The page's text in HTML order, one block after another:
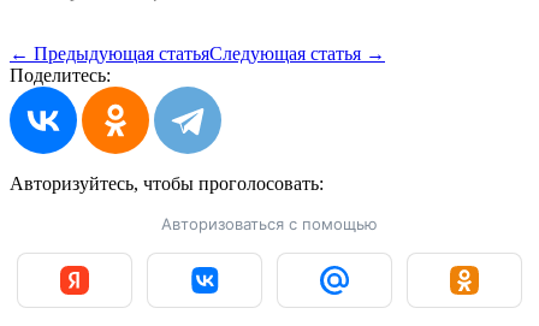
← Предыдующая статьяСледующая статья →
Поделитесь:
Авторизуйтесь, чтобы проголосовать:
Авторизоваться с помощью